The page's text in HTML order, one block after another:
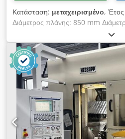
Κατάσταση: μεταχειρισμένο,
Διάμετρος πλάνης: 850 mm
mm Ύψος τόρνευσης: 1000 mm
Τύπος: 840 D Αλλαγή εργαλείων:
870 mm Διαδρομή άξονα Z: 1020
προέρχονται από τον κατασκευαστή
χωρίς δέσμευση για εμάς.
μεσολαβήσει πώληση· ισχύουν
εμπορικοί όροι μας. Σχετικά με
δικές μας μηχανές σε απόθεμα -
αποθηκευτικοί χώροι,
10.000 είδη αξεσουάρ για το